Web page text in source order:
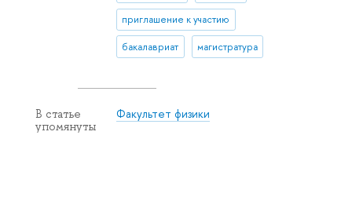
приглашение к участию
бакалавриат магистратура
В статье
упомянуты
Факультет физики